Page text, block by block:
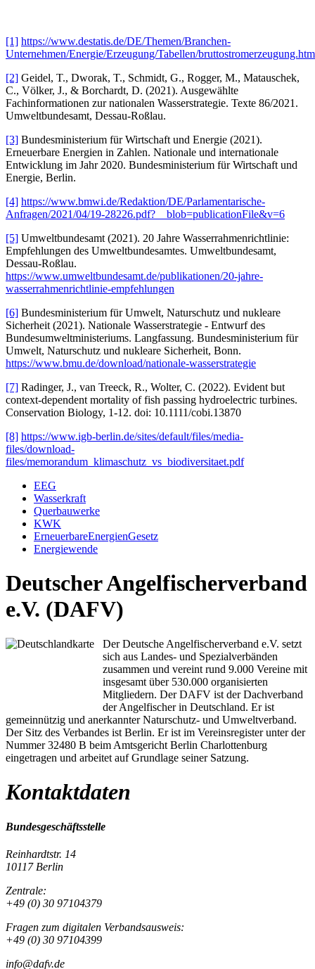
[1] https://www.destatis.de/DE/Themen/Branchen-
Unternehmen/Energie/Erzeugung/Tabellen/
[2] Geidel, T., Dworak, T., Schmidt, G., Rogger, M., Matauschek,
C., Völker, J., & Borchardt, D. (2021). Ausgewählte
Fachinformationen zur nationalen Wasserstrategie. Texte 86/2021.
Umweltbundesamt, Dessau-Roßlau.
[3] Bundesministerium für Wirtschaft und Energie (2021).
Erneuerbare Energien in Zahlen. Nationale und internationale
Entwicklung im Jahr 2020. Bundesministerium für Wirtschaft und
Energie, Berlin.
[4] https://www.bmwi.de/Redaktion/DE/Parlamentarische-
Anfragen/2021/04/19-28226.pdf?__blob=publicationFile&v=6
[5] Umweltbundesamt (2021). 20 Jahre Wasserrahmenrichtlinie:
Empfehlungen des Umweltbundesamtes. Umweltbundesamt,
Dessau-Roßlau.
https://www.umweltbundesamt.de/publikationen/20-jahre-
wasserrahmenrichtlinie-empfehlungen
[6] Bundesministerium für Umwelt, Naturschutz und nukleare
Sicherheit (2021). Nationale Wasserstrategie - Entwurf des
Bundesumweltministeriums. Langfassung. Bundesministerium für
Umwelt, Naturschutz und nukleare Sicherheit, Bonn.
https://www.bmu.de/download/nationale-wasserstrategie
[7] Radinger, J., van Treeck, R., Wolter, C. (2022). Evident but
context-dependent mortality of fish passing hydroelectric turbines.
Conservation Biology, 1-12. doi: 10.1111/cobi.13870
[8] https://www.igb-berlin.de/sites/default/files/media-
files/download-
files/memorandum_klimaschutz_vs_biodiversitaet.pdf
EEG
Wasserkraft
Querbauwerke
KWK
ErneuerbareEnergienGesetz
Energiewende
Deutscher Angelfischerverband
e.V. (DAFV)
Der Deutsche Angelfischerverband e.V. setzt
sich aus Landes- und Spezialverbänden
zusammen und vereint rund 9.000 Vereine mit
insgesamt über 530.000 organisierten
Mitgliedern. Der DAFV ist der Dachverband
der Angelfischer in Deutschland. Er ist
gemeinnützig und anerkannter Naturschutz- und Umweltverband.
Der Sitz des Verbandes ist Berlin. Er ist im Vereinsregister unter der
Nummer 32480 B beim Amtsgericht Berlin Charlottenburg
eingetragen und arbeitet auf Grundlage seiner Satzung.
Kontaktdaten
Bundesgeschäftsstelle
Reinhardtstr. 14
10117 Berlin
Zentrale:
+49 (0) 30 97104379
Fragen zum digitalen Verbandsausweis:
+49 (0) 30 97104399
info@dafv.de